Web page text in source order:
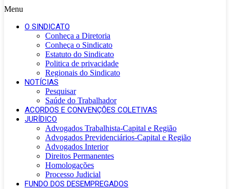
Menu
O SINDICATO
Conheça a Diretoria
Conheça o Sindicato
Estatuto do Sindicato
Politica de privacidade
Regionais do Sindicato
NOTÍCIAS
Pesquisar
Saúde do Trabalhador
ACORDOS E CONVENÇÕES COLETIVAS
JURÍDICO
Advogados Trabalhista-Capital e Região
Advogados Previdenciários-Capital e Região
Advogados Interior
Direitos Permanentes
Homologações
Processo Judicial
FUNDO DOS DESEMPREGADOS